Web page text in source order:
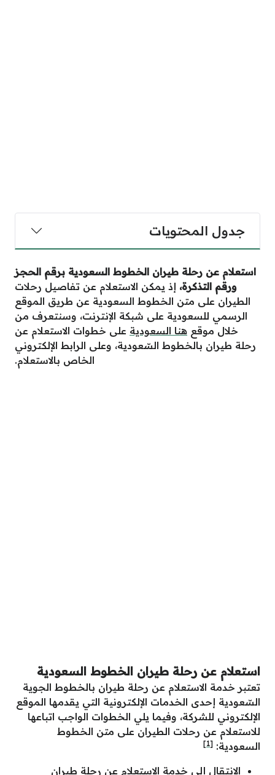
جدول المحتويات
استعلام عن رحلة طيران الخطوط السعودية برقم الحجز
ورقم التذكرة، إذ يمكن الاستعلام عن تفاصيل رحلات
الطيران على متن الخطوط السعودية عن طريق الموقع
الرسمي للسعودية على شبكة الإنترنت، وسنتعرف من
خلال موقع هنا السعودية على خطوات الاستعلام عن
رحلة طيران بالخطوط السّعودية، وعلى الرابط الإلكتروني
الخاص بالاستعلام.
استعلام عن رحلة طيران الخطوط السعودية
تعتبر خدمة الاستعلام عن رحلة طيران بالخطوط الجوية
السّعودية إحدى الخدمات الإلكترونية التي يقدمها الموقع
الإلكتروني للشركة، وفيما يلي الخطوات الواجب اتباعها
للاستعلام عن رحلات الطيران على متن الخطوط
السعودية: [1]
الانتقال إلى خدمة الاستعلام عن رحلة طيران